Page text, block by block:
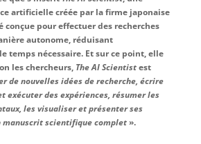
artificielle créée par la firme japonaise
conçue pour effectuer des recherches
autonome, réduisant
temps nécessaire. Et sur ce point, elle
les chercheurs, The AI Scientistest
de nouvelles idées de recherche, écrire
exécuter des expériences, résumer les
les visualiser et présenter ses
manuscrit scientifique complet».